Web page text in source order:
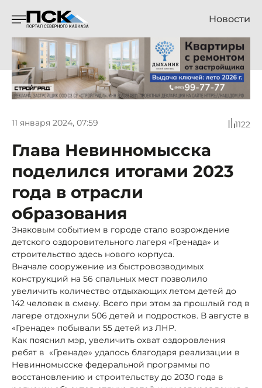
Новости
11 января 2024, 07:59 1122
Глава Невинномысска
поделился итогами 2023
года в отрасли
образования
Знаковым событием в городе стало возрождение
детского оздоровительного лагеря «Гренада» и
строительство здесь нового корпуса.
Вначале сооружение из быстровозводимых
конструкций на 56 спальных мест позволило
увеличить количество отдыхающих летом детей до
142 человек в смену. Всего при этом за прошлый год в
лагере отдохнули 506 детей и подростков. В августе в
«Гренаде» побывали 55 детей из ЛНР.
Как пояснил мэр, увеличить охват оздоровления
ребят в «Гренаде» удалось благодаря реализации в
Невинномысске федеральной программы по
восстановлению и строительству до 2030 года в